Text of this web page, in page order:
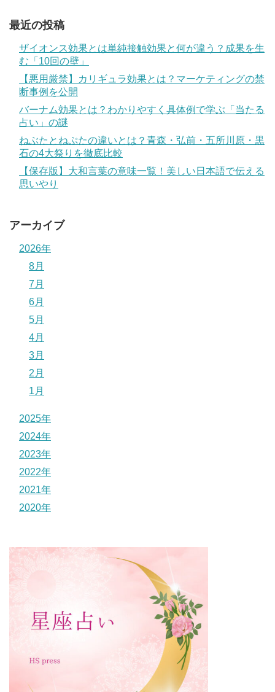
最近の投稿
ザイオンス効果とは単純接触効果と何が違う？成果を生
む「10回の壁」
【悪用厳禁】カリギュラ効果とは？マーケティングの禁
断事例を公開
バーナム効果とは？わかりやすく具体例で学ぶ「当たる
占い」の謎
ねぶたとねぷたの違いとは？青森・弘前・五所川原・黒
石の4大祭りを徹底比較
【保存版】大和言葉の意味一覧！美しい日本語で伝える
思いやり
アーカイブ
2026年
8月
7月
6月
5月
4月
3月
2月
1月
2025年
2024年
2023年
2022年
2021年
2020年